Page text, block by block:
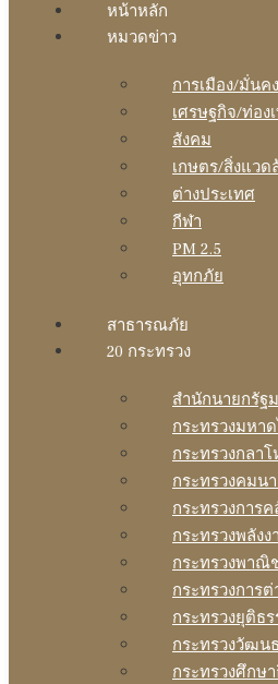
หน้าหลัก
หมวดข่าว
การเมือง/มั่นคง
เศรษฐกิจ/ท่อง
สังคม
เกษตร/สิ่งแวด
ต่างประเทศ
กีฬา
PM 2.5
อุทกภัย
สาธารณภัย
20 กระทรวง
สํานักนายกรัฐ
กระทรวงมหา
กระทรวงกลา
กระทรวงคมน
กระทรวงการค
กระทรวงพลังง
กระทรวงพาณิ
กระทรวงการต่
กระทรวงยุติธ
กระทรวงวัฒน
กระทรวงศึกษ